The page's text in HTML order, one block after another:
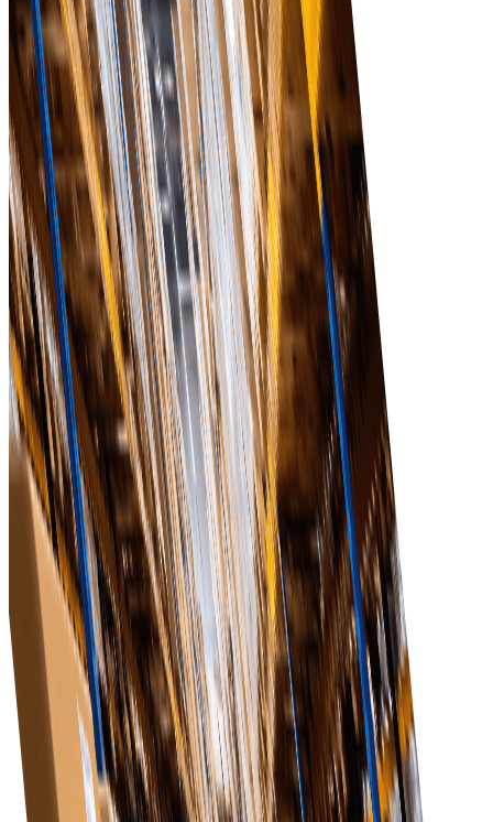
Відвідайте The MarketPlace
Підвищення ефективності
Оптимізуйте процес закупівель, що дозволить
вашій команді зосередитися на стратегічних
ініціативах, а не на адміністративних завданнях.
Покращення відносин з постачальниками
Сприяти кращій комунікації та співпраці з
постачальниками, що призведе до покращення
якості послуг та продукції.
Масштабованість